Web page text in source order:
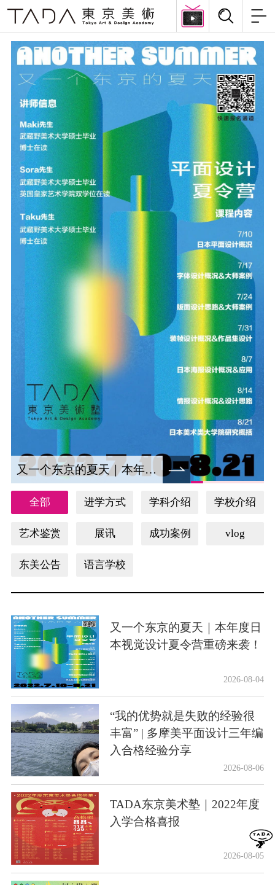
又一个东京的夏天｜本年度日本视觉设计夏令营重磅来袭！
全部 进学方式 学科介绍 学校介绍
艺术鉴赏 展讯 成功案例 vlog
东美公告 语言学校
又一个东京的夏天｜本年度日
本视觉设计夏令营重磅来袭！
2026-08-04
“我的优势就是失败的经验很
丰富” | 多摩美平面设计三年编
入合格经验分享
2026-08-06
TADA东京美术塾｜2022年度
入学合格喜报
2026-08-05